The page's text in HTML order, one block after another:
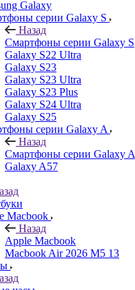
Galaxy
серии Galaxy S
Назад
Смартфоны серии Galaxy S
Galaxy S22 Ultra
Galaxy S23
Galaxy S23 Ultra
Galaxy S23 Plus
Galaxy S24 Ultra
Galaxy S25
серии Galaxy A
Назад
Смартфоны серии Galaxy A
Galaxy A57
Macbook
Назад
Apple Macbook
Macbook Air 2026 M5 13